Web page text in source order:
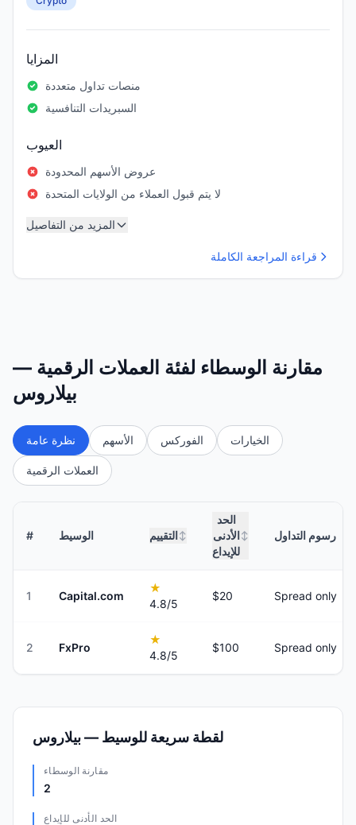
المزايا
منصات تداول متعددة
السبريدات التنافسية
العيوب
عروض الأسهم المحدودة
لا يتم قبول العملاء من الولايات المتحدة
المزيد من التفاصيل
قراءة المراجعة الكاملة
مقارنة الوسطاء لفئة العملات الرقمية —
بيلاروس
نظرة عامة الأسهم الفوركس الخيارات
العملات الرقمية
# الوسيط التقييم ↕
الحد
الأدنى
للإيداع
↕ رسوم التداول
1 Capital.com
★
4.8/5
$20 Spread only
2 FxPro
★
4.8/5
$100 Spread only
لقطة سريعة للوسيط — بيلاروس
مقارنة الوسطاء
2
الحد الأدنى للإيداع